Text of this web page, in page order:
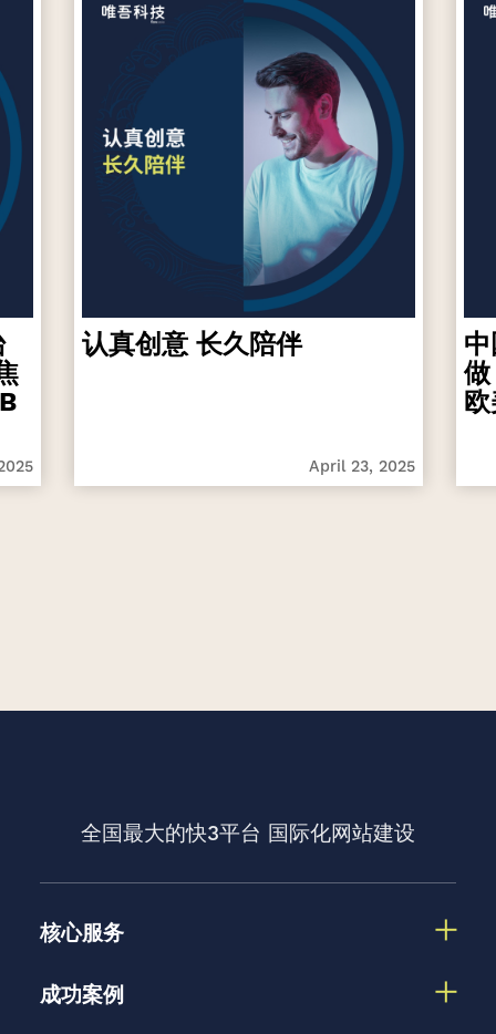
认真创意 长久陪伴
April 23, 2025
全国最大的快3平台 国际化网站建设
核心服务
成功案例